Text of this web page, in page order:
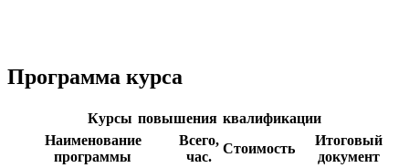
Программа курса
Курсы повышения квалификации
Наименование
программы
Всего,
час.
Стоимость
Итоговый
документ